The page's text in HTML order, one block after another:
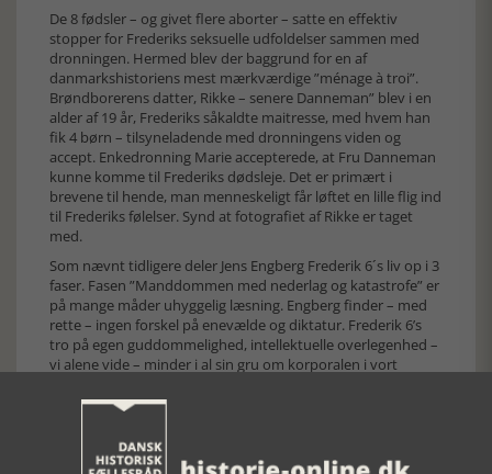
De 8 fødsler – og givet flere aborter – satte en effektiv
stopper for Frederiks seksuelle udfoldelser sammen med
dronningen. Hermed blev der baggrund for en af
danmarkshistoriens mest mærkværdige ”ménage à troi”.
Brøndborerens datter, Rikke – senere Danneman” blev i en
alder af 19 år, Frederiks såkaldte maitresse, med hvem han
fik 4 børn – tilsyneladende med dronningens viden og
accept. Enkedronning Marie accepterede, at Fru Danneman
kunne komme til Frederiks dødsleje. Det er primært i
brevene til hende, man menneskeligt får løftet en lille flig ind
til Frederiks følelser. Synd at fotografiet af Rikke er taget
med.
Som nævnt tidligere deler Jens Engberg Frederik 6´s liv op i 3
faser. Fasen ”Manddommen med nederlag og katastrofe” er
på mange måder uhyggelig læsning. Engberg finder – med
rette – ingen forskel på enevælde og diktatur. Frederik 6’s
tro på egen guddommelighed, intellektuelle overlegenhed –
vi alene vide – minder i al sin gru om korporalen i vort
tydeligt frem. Ifølge Engberg har Frederik 6 på et tidspunkt
overgive den. ”Der var i hvert fald i hans udsagn en berlinsk
1945-agtig stemning af ”Untergang” over Frederik.”.